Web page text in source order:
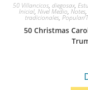
50 Villancicos, diegosax,
Inicial, Nivel Medio, Notes,
tradicionales, Popular/
50 Christmas